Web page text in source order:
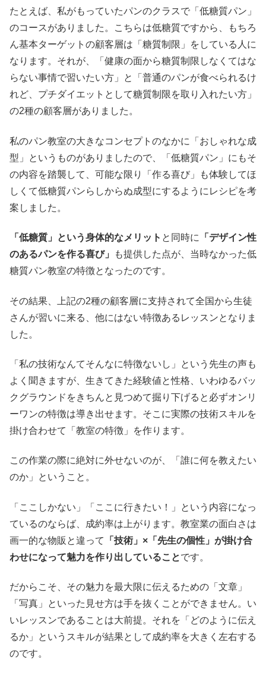
たとえば、私がもっていたパンのクラスで「低糖質パン」
のコースがありました。こちらは低糖質ですから、もちろ
ん基本ターゲットの顧客層は「糖質制限」をしている人に
なります。それが、「健康の面から糖質制限しなくてはな
らない事情で習いたい方」と「普通のパンが食べられるけ
れど、プチダイエットとして糖質制限を取り入れたい方」
の2種の顧客層がありました。
私のパン教室の大きなコンセプトのなかに「おしゃれな成
型」というものがありましたので、「低糖質パン」にもそ
の内容を踏襲して、可能な限り「作る喜び」も体験してほ
しくて低糖質パンらしからぬ成型にするようにレシピを考
案しました。
「低糖質」という身体的なメリット と同時に
「デザイン性
のあるパンを作る喜び」
も提供した点が、当時なかった低
糖質パン教室の特徴となったのです。
その結果、上記の2種の顧客層に支持されて全国から生徒
さんが習いに来る、他にはない特徴あるレッスンとなりま
した。
「私の技術なんてそんなに特徴ないし」という先生の声も
よく聞きますが、生きてきた経験値と性格、いわゆるバッ
クグラウンドをきちんと見つめて掘り下げると必ずオンリ
ーワンの特徴は導き出せます。そこに実際の技術スキルを
掛け合わせて「教室の特徴」を作ります。
この作業の際に絶対に外せないのが、「誰に何を教えたい
のか」ということ。
「ここしかない」「ここに行きたい！」という内容になっ
ているのならば、成約率は上がります。教室業の面白さは
画一的な物販と違って
「技術」×「先生の個性」が掛け合
わせになって魅力を作り出していることです。
だからこそ、その魅力を最大限に伝えるための「文章」
「写真」といった見せ方は手を抜くことができません。い
いレッスンであることは大前提。それを「どのように伝え
るか」というスキルが結果として成約率を大きく左右する
のです。